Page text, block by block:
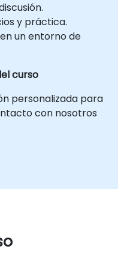
y práctica.
un entorno de
curso
personalizada para
con nosotros